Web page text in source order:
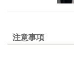
注意事項